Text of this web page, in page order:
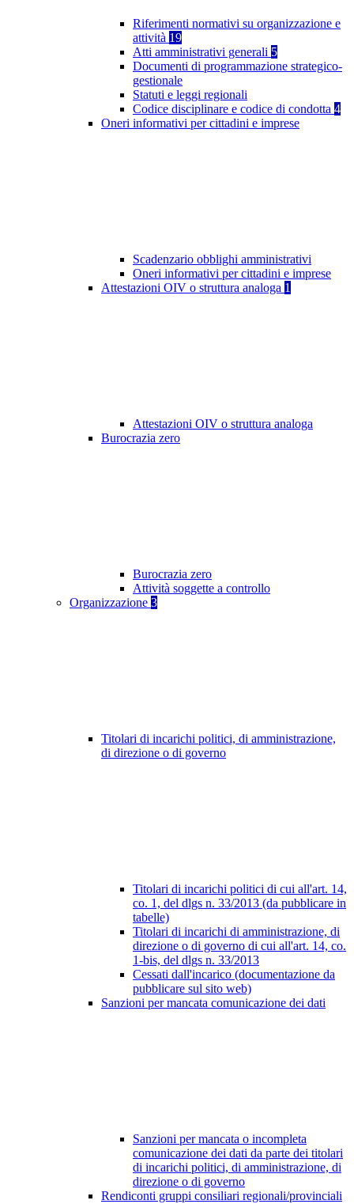
Riferimenti normativi su organizzazione e
attività 19
Atti amministrativi generali 5
Documenti di programmazione strategico-
gestionale
Statuti e leggi regionali
Codice disciplinare e codice di condotta 4
Oneri informativi per cittadini e imprese
Scadenzario obblighi amministrativi
Oneri informativi per cittadini e imprese
Attestazioni OIV o struttura analoga 1
Attestazioni OIV o struttura analoga
Burocrazia zero
Burocrazia zero
Attività soggette a controllo
Organizzazione 3
Titolari di incarichi politici, di amministrazione,
di direzione o di governo
Titolari di incarichi politici di cui all'art. 14,
co. 1, del dlgs n. 33/2013 (da pubblicare in
tabelle)
Titolari di incarichi di amministrazione, di
direzione o di governo di cui all'art. 14, co.
1-bis, del dlgs n. 33/2013
Cessati dall'incarico (documentazione da
pubblicare sul sito web)
Sanzioni per mancata comunicazione dei dati
Sanzioni per mancata o incompleta
comunicazione dei dati da parte dei titolari
di incarichi politici, di amministrazione, di
direzione o di governo
Rendiconti gruppi consiliari regionali/provinciali